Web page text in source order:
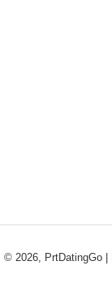
© 2026, PrtDatingGo |